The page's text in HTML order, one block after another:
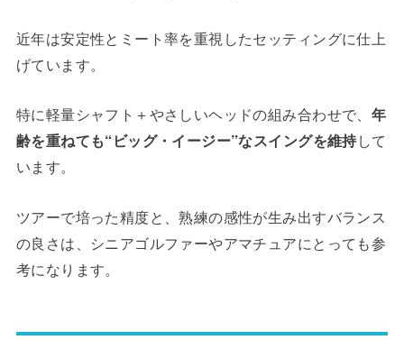
近年は安定性とミート率を重視したセッティングに仕上
げています。
特に軽量シャフト＋やさしいヘッドの組み合わせで、 年
齢を重ねても“ビッグ・イージー”なスイングを維持して
います。
ツアーで培った精度と、熟練の感性が生み出すバランス
の良さは、シニアゴルファーやアマチュアにとっても参
考になります。